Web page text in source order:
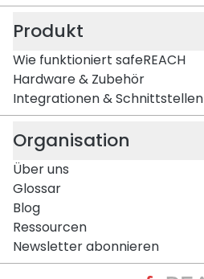
Produkt
Wie funktioniert safeREACH
Hardware & Zubehör
Integrationen & Schnittstellen
Organisation
Über uns
Glossar
Blog
Ressourcen
Newsletter abonnieren